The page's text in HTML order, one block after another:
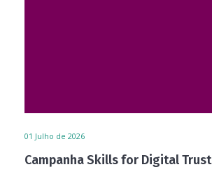
01 Julho de 2026
Campanha Skills for Digital Trust